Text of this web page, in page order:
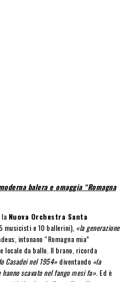
balera e omaggia “Romagna
la Nuova Orchestra Santa
musicisti e 10 ballerini), «la generazione
intonano “Romagna mia”
da ballo. Il brano, ricorda
Casadei nel 1954» diventando «la
scavato nel fango mesi fa» . Ed è